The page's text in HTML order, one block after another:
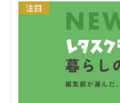
注目